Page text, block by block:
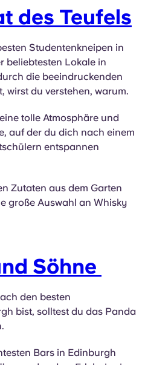
des Teufels
Studentenkneipen in
beliebtesten Lokale in
die beeindruckenden
wirst du verstehen, warum.
tolle Atmosphäre und
auf der du dich nach einem
entspannen
Zutaten aus dem Garten
große Auswahl an Whisky
Söhne
den besten
bist, solltest du das Panda
Bars in Edinburgh